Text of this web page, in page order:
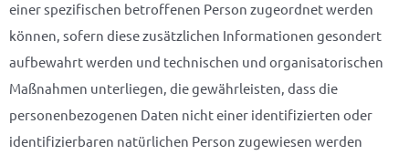
einer spezifischen betroffenen Person zugeordnet werden
können, sofern diese zusätzlichen Informationen gesondert
aufbewahrt werden und technischen und organisatorischen
Maßnahmen unterliegen, die gewährleisten, dass die
personenbezogenen Daten nicht einer identifizierten oder
identifizierbaren natürlichen Person zugewiesen werden